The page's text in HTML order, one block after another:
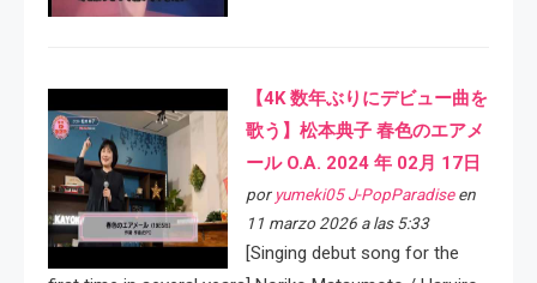
【4K 数年ぶりにデビュー曲を
歌う】松本典子 春色のエアメ
ール O.A. 2024 年 02月 17日
por yumeki05 J-PopParadiseen
11 marzo 2026 a las 5:33
[Singing debut song for the